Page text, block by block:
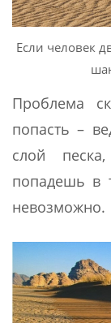
Если человек
Проблема
попасть –
слой
попадешь в
невозможно.